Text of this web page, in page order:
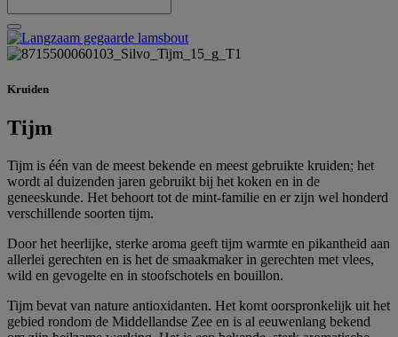
Kruiden
Tijm
Tijm is één van de meest bekende en meest gebruikte kruiden; het
wordt al duizenden jaren gebruikt bij het koken en in de
geneeskunde. Het behoort tot de mint-familie en er zijn wel honderd
verschillende soorten tijm.
Door het heerlijke, sterke aroma geeft tijm warmte en pikantheid aan
allerlei gerechten en is het de smaakmaker in gerechten met vlees,
wild en gevogelte en in stoofschotels en bouillon.
Tijm bevat van nature antioxidanten. Het komt oorspronkelijk uit het
gebied rondom de Middellandse Zee en is al eeuwenlang bekend